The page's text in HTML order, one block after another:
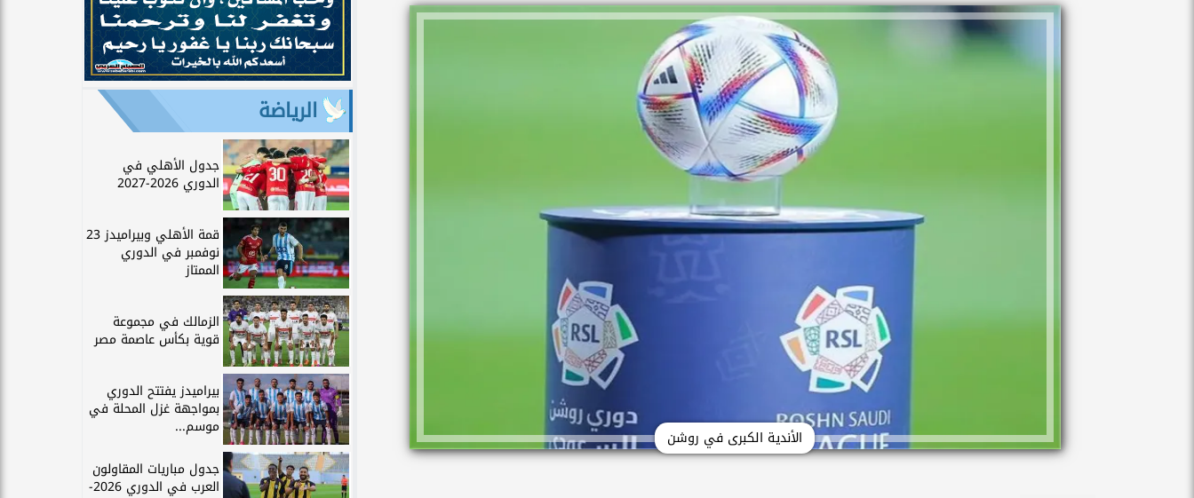
الأندية الكبرى في روشن
الرياضة
جدول الأهلي في
الدوري 2026-2027
قمة الأهلي وبيراميدز 23
نوفمبر في الدوري
الممتاز
الزمالك في مجموعة
قوية بكأس عاصمة مصر
بيراميدز يفتتح الدوري
بمواجهة غزل المحلة في
موسم...
جدول مباريات المقاولون
العرب في الدوري 2026-